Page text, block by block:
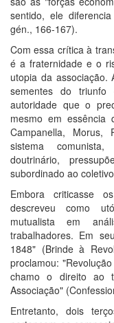
sentido, ele
gén., 166-167).
Com essa crítica à
é a fraternidade e o
utopia da
sementes do
autoridade que o
mesmo em essência
Campanella, Morus,
sistema comunista,
doutrinário,
subordinado ao
Embora criticasse
descreveu como
mutualista em
trabalhadores. Em
1848" (Brinde à
proclamou:
chamo o direito ao
Associação"
Entretanto, dois